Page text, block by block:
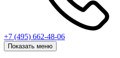
+7 (495) 662-48-06
Показать меню